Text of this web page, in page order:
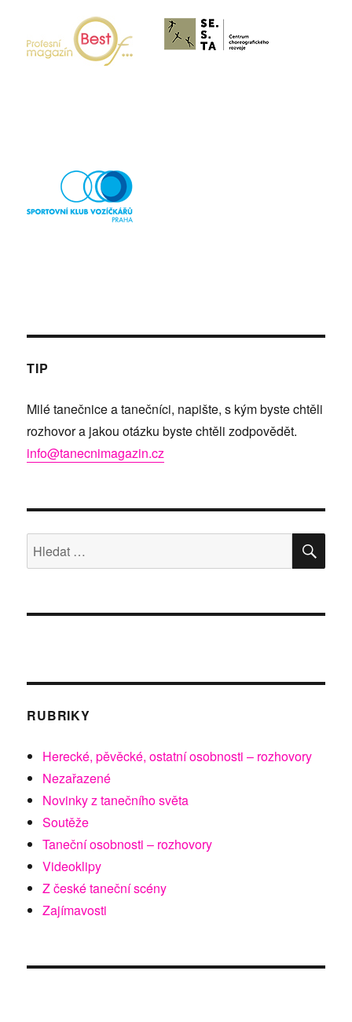
TIP
Milé tanečnice a tanečníci, napište, s kým byste chtěli
rozhovor a jakou otázku byste chtěli zodpovědět.
info@tanecnimagazin.cz
Hledat:
RUBRIKY
Herecké, pěvěcké, ostatní osobnosti – rozhovory
Nezařazené
Novinky z tanečního světa
Soutěže
Taneční osobnosti – rozhovory
Videoklipy
Z české taneční scény
Zajímavosti